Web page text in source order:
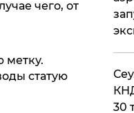
чего, от
метку.
статую
30